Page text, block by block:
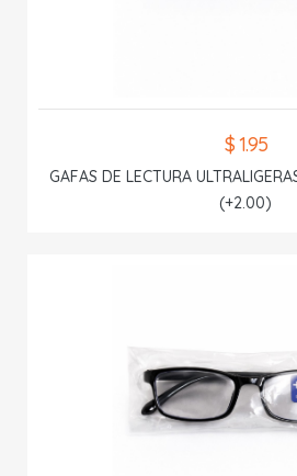
$ 1.95
GAFAS DE LECTURA
(+2.00)